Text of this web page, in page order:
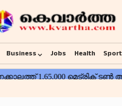
Business Jobs Health